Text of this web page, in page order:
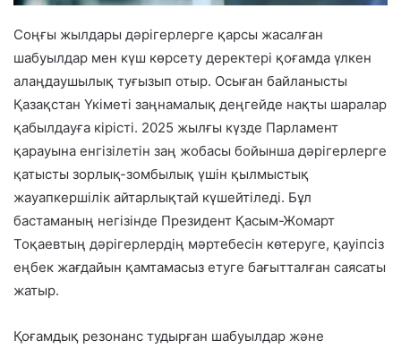
Соңғы жылдары дәрігерлерге қарсы жасалған
шабуылдар мен күш көрсету деректері қоғамда үлкен
алаңдаушылық туғызып отыр. Осыған байланысты
Қазақстан Үкіметі заңнамалық деңгейде нақты шаралар
қабылдауға кірісті. 2025 жылғы күзде Парламент
қарауына енгізілетін заң жобасы бойынша дәрігерлерге
қатысты зорлық-зомбылық үшін қылмыстық
жауапкершілік айтарлықтай күшейтіледі. Бұл
бастаманың негізінде Президент Қасым-Жомарт
Тоқаевтың дәрігерлердің мәртебесін көтеруге, қауіпсіз
еңбек жағдайын қамтамасыз етуге бағытталған саясаты
жатыр.
Қоғамдық резонанс тудырған шабуылдар және